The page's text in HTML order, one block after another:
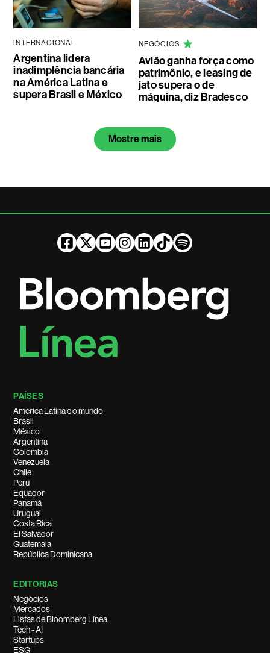
INTERNACIONAL
Argentina lidera
inadimplência bancária
na América Latina e
supera Brasil e México
NEGÓCIOS
Avião ganha força como
patrimônio, e leasing de
jato supera o de
máquina, diz Bradesco
Mostre mais
PAÍSES
América Latina e o mundo
Brasil
México
Argentina
Colombia
Venezuela
Chile
Peru
Equador
Panamá
Uruguai
Costa Rica
El Salvador
Guatemala
República Dominicana
EDITORIAS
Negócios
Mercados
Listas de Bloomberg Línea
Tech - AI
Startups
ESG